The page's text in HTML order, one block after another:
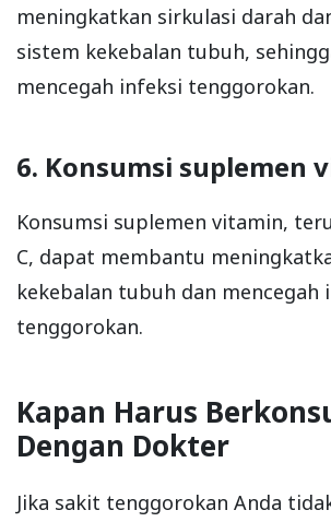
meningkatkan sirkulasi darah
sistem kekebalan tubuh,
mencegah infeksi tenggorokan.
6. Konsumsi suplemen
Konsumsi suplemen vitamin,
C, dapat membantu
kekebalan tubuh dan mencegah
tenggorokan.
Kapan Harus
Dengan Dokter
Jika sakit tenggorokan Anda